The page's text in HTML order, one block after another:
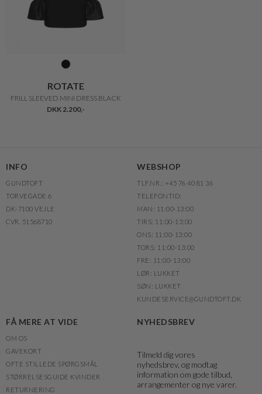
ROTATE
FRILL SLEEVED MINI DRESS BLACK
DKK 2.200,-
INFO
GUNDTOFT
TORVEGADE 6
DK-7100 VEJLE
CVR. 51568710
WEBSHOP
TLF.NR.: +45 76 40 81 36
TELEFONTID:
MAN: 11:00-13:00
TIRS: 11:00-13:00
ONS: 11:00-13:00
TORS: 11:00-13:00
FRE: 11:00-13:00
LØR: LUKKET
SØN: LUKKET
KUNDESERVICE@GUNDTOFT.DK
FÅ MERE AT VIDE
OM OS
GAVEKORT
OFTE STILLEDE SPØRGSMÅL
STØRRELSESGUIDE KVINDER
RETURNERING
NYHEDSBREV
Tilmeld dig vores
nyhedsbrev, og modtag
information om gode tilbud,
arrangementer og nye varer.